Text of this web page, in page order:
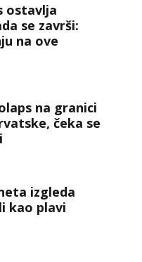
ostavlja
se završi:
na ove
na granici
čeka se
izgleda
kao plavi